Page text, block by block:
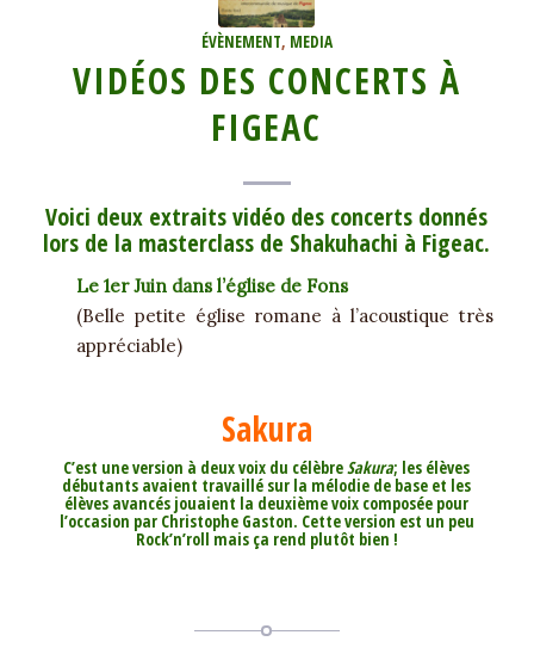
ÉVÈNEMENT, MEDIA
VIDÉOS DES CONCERTS À
FIGEAC
Voici deux extraits vidéo des concerts donnés
lors de la masterclass de Shakuhachi à Figeac.
Le 1er Juin dans l’église de Fons
(Belle petite église romane à l’acoustique très
appréciable)
Sakura
C’est une version à deux voix du célèbreSakura; les élèves
débutants avaient travaillé sur la mélodie de base et les
élèves avancés jouaient la deuxième voix composée pour
l’occasion par Christophe Gaston. Cette version est un peu
Rock’n’roll mais ça rend plutôt bien !